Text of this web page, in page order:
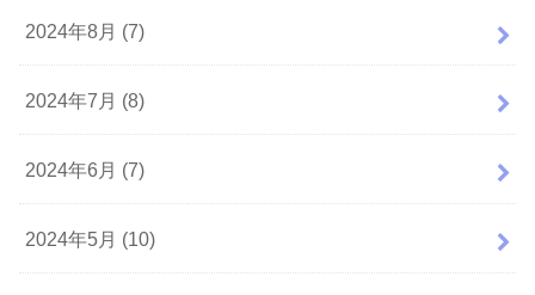
2024年8月 (7)
2024年7月 (8)
2024年6月 (7)
2024年5月 (10)